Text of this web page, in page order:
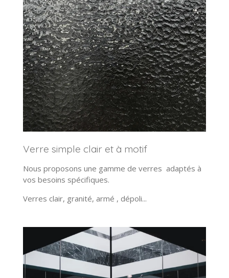
Verre simple clair et à motif
Nous proposons une gamme de verres adaptés à
vos besoins spécifiques.
Verres clair, granité, armé , dépoli...